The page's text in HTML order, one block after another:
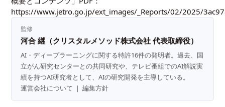
https://www.jetro.go.jp/ext_images/_Reports/02/2025/
監修
河合 継（クリスタルメソッド株式会社 代表取締役）
AI・ディープラーニングに関する特許16件の発明者。過去、国
立がん研究センターとの共同研究や、テレビ番組でのAI解説実
績を持つAI研究者として、AIの研究開発を主導している。
運営会社について ｜編集方針